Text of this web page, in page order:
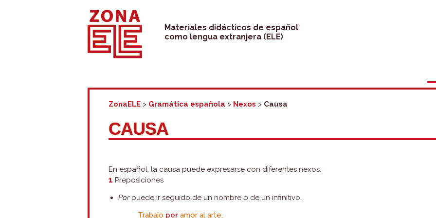
Saltar
contenido
Materiales didácticos de español
como lengua extranjera (ELE)
ZonaELE > Gramática española > Nexos > Causa
CAUSA
En español, la causa puede expresarse con diferentes nexos.
1 Preposiciones
Porpuede ir seguido de un nombre o de un infinitivo.
Trabajo por amor al arte.